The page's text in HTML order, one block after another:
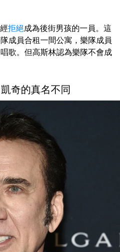
拒絕成為後街男孩的一員。這
成員合租一間公寓，樂隊成員
歌。但高斯林認為樂隊不會成
凱奇的真名不同